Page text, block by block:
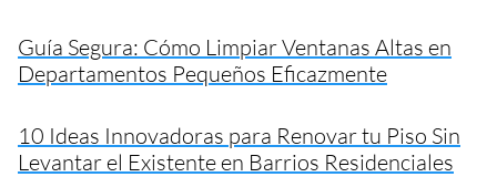
Guía Segura: Cómo Limpiar Ventanas Altas en
Departamentos Pequeños Eficazmente
10 Ideas Innovadoras para Renovar tu Piso Sin
Levantar el Existente en Barrios Residenciales